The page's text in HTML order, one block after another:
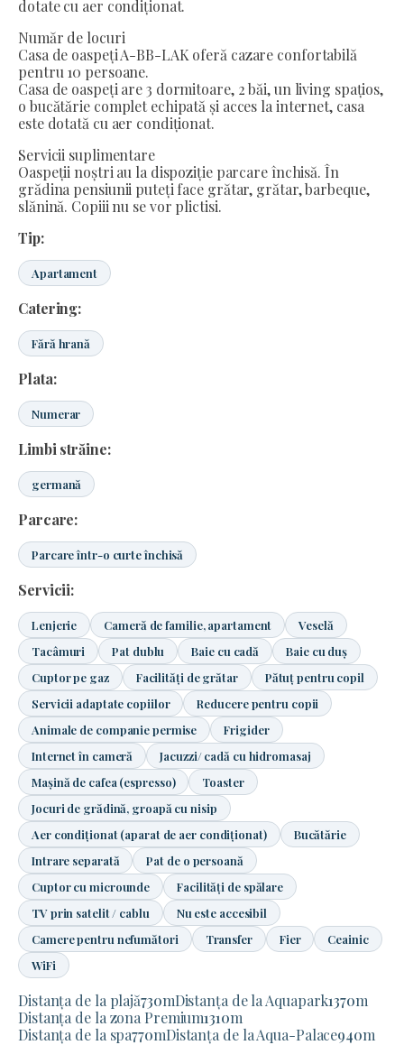
dotate cu aer condiționat.
Număr de locuri
Casa de oaspeți A-BB-LAK oferă cazare confortabilă
pentru 10 persoane.
Casa de oaspeți are 3 dormitoare, 2 băi, un living spațios,
o bucătărie complet echipată și acces la internet, casa
este dotată cu aer condiționat.
Servicii suplimentare
Oaspeții noștri au la dispoziție parcare închisă. În
grădina pensiunii puteți face grătar, grătar, barbeque,
slănină. Copiii nu se vor plictisi.
Tip:
Apartament
Catering:
Fără hrană
Plata:
Numerar
Limbi străine:
germană
Parcare:
Parcare într-o curte închisă
Servicii:
Lenjerie Cameră de familie, apartament
Veselă
Tacâmuri
Pat dublu Baie cu cadă
Baie cu duș
Cuptor pe gaz
Facilități de grătar
Pătuț pentru copil
Servicii adaptate copiilor
Reducere pentru copii
Animale de companie permise
Frigider
Internet în cameră
Jacuzzi/ cadă cu hidromasaj
Mașină de cafea (espresso)
Toaster
Jocuri de grădină, groapă cu nisip
Aer condiționat (aparat de aer condiționat)
Bucătărie
Intrare separată
Pat de o persoană
Cuptor cu microunde
Facilități de spălare
TV prin satelit / cablu
Nu este accesibil
Camere pentru nefumători
Transfer Fier
Ceainic
WiFi
Distanța de la plajă730mDistanța de la Aquapark1370m
Distanța de la zona Premium1310m
Distanța de la spa770mDistanța de la Aqua-Palace940m